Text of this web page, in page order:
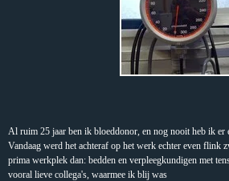
Al ruim 25 jaar ben ik bloeddonor, en nog nooit heb ik er
Vandaag werd het achteraf op het werk echter even flink
prima werkplek dan: bedden en verpleegkundigen met
vooral lieve collega's, waarmee ik blij was